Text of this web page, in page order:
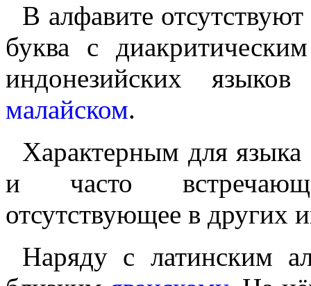
В алфавите
буква с
индонезийских
малайском.
Характерным для
и часто
отсутствующее в других
Наряду с латинским